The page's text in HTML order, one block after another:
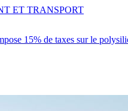
15% de taxes sur le
ET TRANSPORT